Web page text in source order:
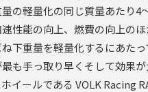
の軽量化の同じ質量あたり4
性能の向上、燃費の向上の
下重量を軽量化するにあた
も手っ取り早くそして効果
イールである VOLK Racing